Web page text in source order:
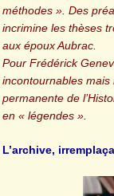
méthodes » . Des
incrimine les thèses
aux époux Aubrac.
Pour Frédérick
incontournables mais
permanente de
en « légendes ».
L’archive,